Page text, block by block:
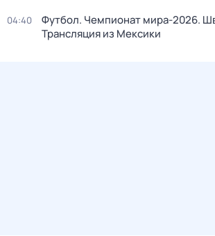
04:40
Футбол. Чемпионат мира-2026.
Трансляция из Мексики